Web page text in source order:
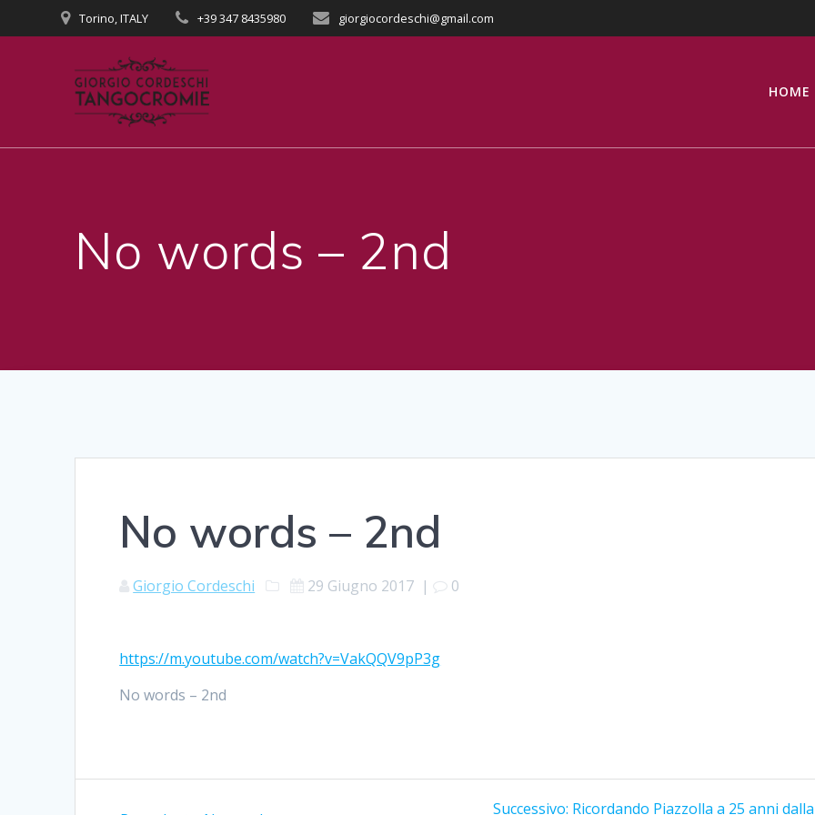
al
Torino, ITALY +39 347 8435980 giorgiocordeschi@gmail.com
No words – 2nd
No words – 2nd
Giorgio Cordeschi 29 Giugno 2017 | 0
https://m.youtube.com/watch?v=VakQQV9pP3g
No words – 2nd
Successivo: Articolo
Ricordando Piazzolla a 25 anni